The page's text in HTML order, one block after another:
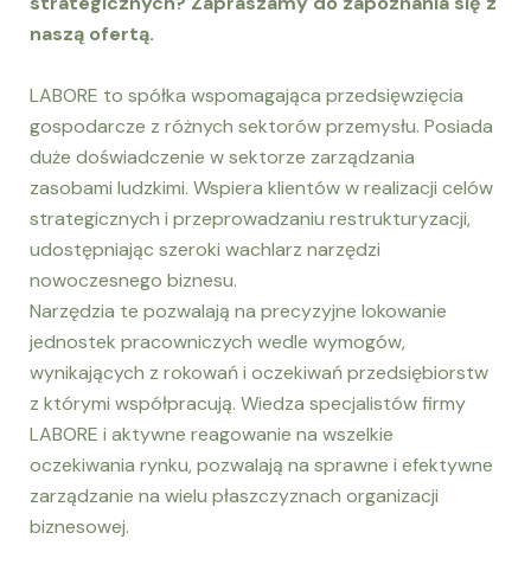
naszą ofertą.
LABORE to spółka wspomagająca przedsięwzięcia
gospodarcze z różnych sektorów przemysłu. Posiada
duże doświadczenie w sektorze zarządzania
zasobami ludzkimi. Wspiera klientów w realizacji celów
strategicznych i przeprowadzaniu restrukturyzacji,
udostępniając szeroki wachlarz narzędzi
nowoczesnego biznesu.
Narzędzia te pozwalają na precyzyjne lokowanie
jednostek pracowniczych wedle wymogów,
wynikających z rokowań i oczekiwań przedsiębiorstw
z którymi współpracują. Wiedza specjalistów firmy
LABORE i aktywne reagowanie na wszelkie
oczekiwania rynku, pozwalają na sprawne i efektywne
zarządzanie na wielu płaszczyznach organizacji
biznesowej.